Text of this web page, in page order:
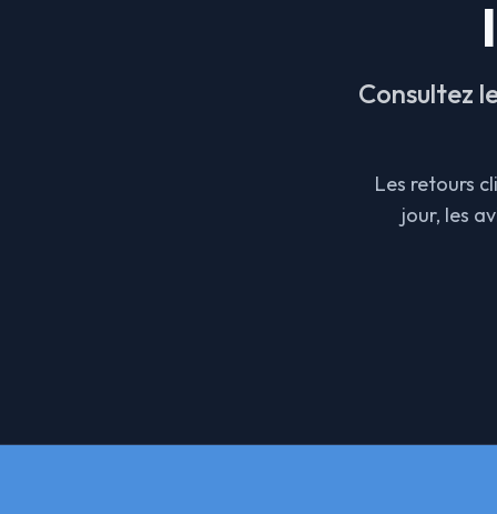
Consultez
Les retours
jour, les